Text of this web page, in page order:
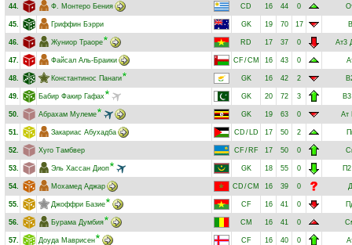
44. Ф. Монтеро Бения CD 16 44 0
45. Гриффин Бэрри GK 19 70 17 В
46. Жуниор Траоре RD 17 37 0 Ат3
47. Файсал Аль-Браики CF/CM 16 43 0
48. Константинос Панаги GK 16 42 2
49. Бабир Факир Гафах GK 20 72 3 В3
50. Абрахам Мулеме GK 19 63 0 Ат
51. Закариас Абухадба CD / LD 17 50 2
52. Хуго Тамбвер CF / RF 17 50 0
53. Эль Хассан Диоп GK 18 55 0 П2
54. Мохамед Аджар CD /CM 16 39 0 Д
55. Джоффри Базие CF 16 41 0
56. Бурама Думбия CM 16 41 0
57. Доуда Маврисен CF 16 40 0